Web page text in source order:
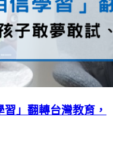
習」翻轉台灣教育，